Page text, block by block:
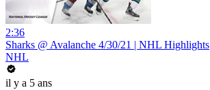
2:36
Sharks @ Avalanche 4/30/21 | NHL Highlights
NHL
il y a 5 ans